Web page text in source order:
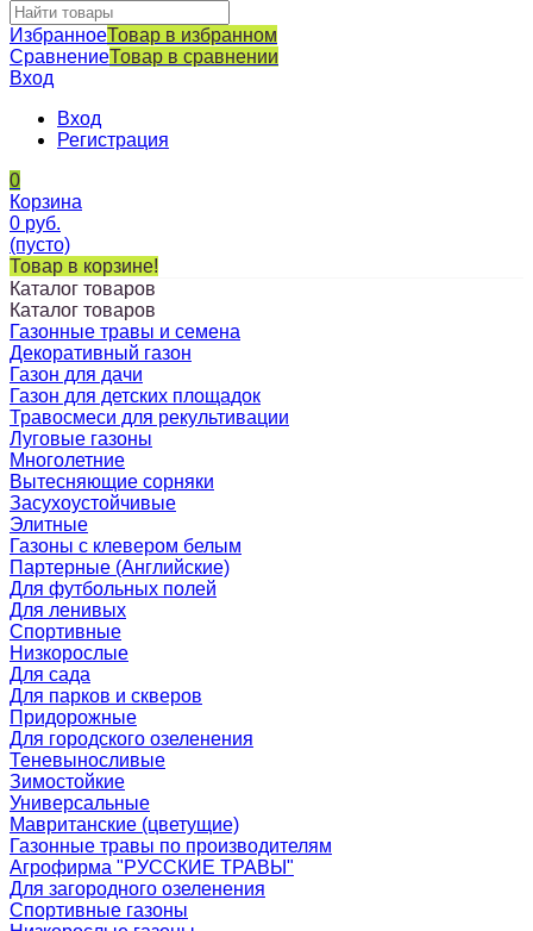
ИзбранноеТовар в избранном
СравнениеТовар в сравнении
Вход
Вход
Регистрация
0
Корзина
0 руб.
(пусто)
Товар в корзине!
Каталог товаров
Каталог товаров
Газонные травы и семена
Декоративный газон
Газон для дачи
Газон для детских площадок
Травосмеси для рекультивации
Луговые газоны
Многолетние
Вытесняющие сорняки
Засухоустойчивые
Элитные
Газоны с клевером белым
Партерные (Английские)
Для футбольных полей
Для ленивых
Спортивные
Низкорослые
Для сада
Для парков и скверов
Придорожные
Для городского озеленения
Теневыносливые
Зимостойкие
Универсальные
Мавританские (цветущие)
Газонные травы по производителям
Агрофирма "РУССКИЕ ТРАВЫ"
Для загородного озеленения
Спортивные газоны